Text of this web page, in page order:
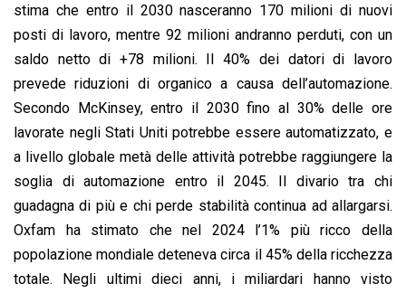
stima che entro il 2030 nasceranno 170 milioni di nuovi
posti di lavoro, mentre 92 milioni andranno perduti, con un
saldo netto di +78 milioni. Il 40% dei datori di lavoro
prevede riduzioni di organico a causa dell’automazione.
Secondo McKinsey, entro il 2030 fino al 30% delle ore
lavorate negli Stati Uniti potrebbe essere automatizzato, e
a livello globale metà delle attività potrebbe raggiungere la
soglia di automazione entro il 2045. Il divario tra chi
guadagna di più e chi perde stabilità continua ad allargarsi.
Oxfam ha stimato che nel 2024 l’1% più ricco della
popolazione mondiale deteneva circa il 45% della ricchezza
totale. Negli ultimi dieci anni, i miliardari hanno visto